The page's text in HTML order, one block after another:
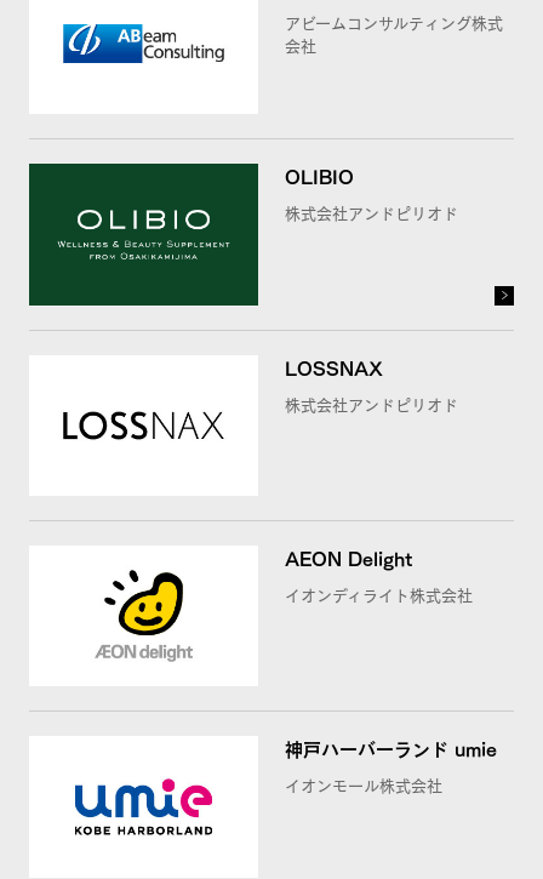
アビームコンサルティング株式
会社
OLIBIO
株式会社アンドピリオド
LOSSNAX
株式会社アンドピリオド
AEON Delight
イオンディライト株式会社
神戸ハーバーランド umie
イオンモール株式会社